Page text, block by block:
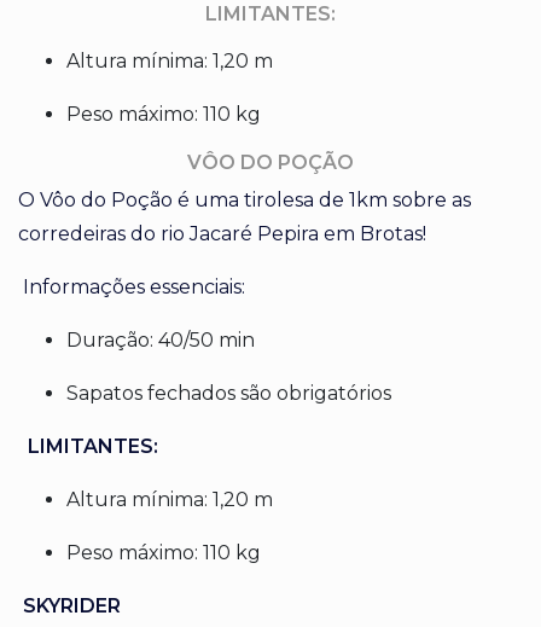
LIMITANTES:
Altura mínima: 1,20 m
Peso máximo: 110 kg
VÔO DO POÇÃO
O Vôo do Poção é uma tirolesa de 1km sobre as
corredeiras do rio Jacaré Pepira em Brotas!
Informações essenciais:
Duração: 40/50 min
Sapatos fechados são obrigatórios
LIMITANTES:
Altura mínima: 1,20 m
Peso máximo: 110 kg
SKYRIDER